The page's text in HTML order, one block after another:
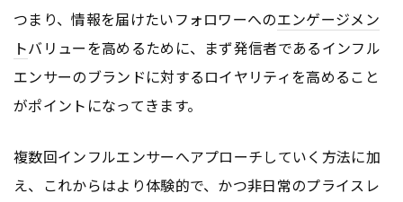
つまり、情報を届けたいフォロワーへのエンゲージメン
トバリューを高めるために、まず発信者であるインフル
エンサーのブランドに対するロイヤリティを高めること
がポイントになってきます。
複数回インフルエンサーへアプローチしていく方法に加
え、これからはより体験的で、かつ非日常のプライスレ